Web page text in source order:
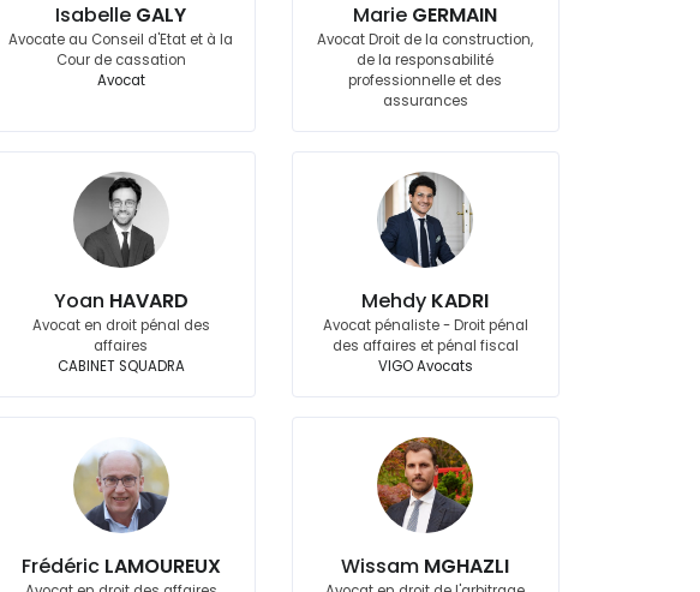
Isabelle GALY
Avocate au Conseil d'Etat et à la
Cour de cassation
Avocat
Marie GERMAIN
Avocat Droit de la construction,
de la responsabilité
professionnelle et des
assurances
Yoan HAVARD
Avocat en droit pénal des
affaires
CABINET SQUADRA
Mehdy KADRI
Avocat pénaliste - Droit pénal
des affaires et pénal fiscal
VIGO Avocats
Frédéric LAMOUREUX Wissam MGHAZLI